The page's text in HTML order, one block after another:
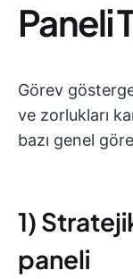
Paneli
Görev
ve zorlukları
bazı genel
1)
paneli